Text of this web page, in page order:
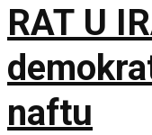
RAT U
naftu